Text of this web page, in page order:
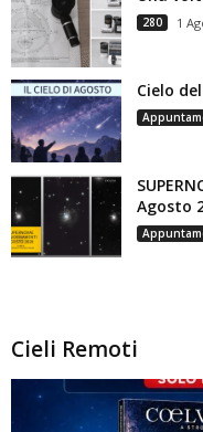
280 1
Cielo
Agosto
Cieli Remoti